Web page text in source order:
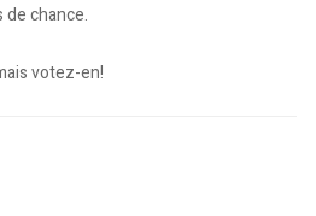
de chance.
votez-en!
2017 - Liste des candidats Zone 4
: Legislatives 2012 - Resultats officiels